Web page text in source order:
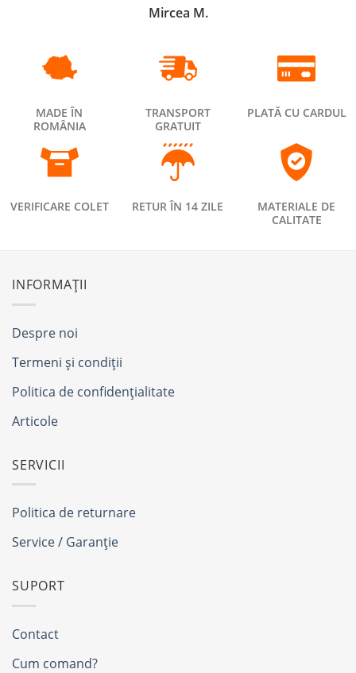
Mircea M.
MADE ÎN
ROMÂNIA
TRANSPORT
GRATUIT
PLATĂ CU CARDUL
VERIFICARE COLET RETUR ÎN 14 ZILE
MATERIALE DE
CALITATE
INFORMAȚII
Despre noi
Termeni și condiții
Politica de confidențialitate
Articole
SERVICII
Politica de returnare
Service / Garanție
SUPORT
Contact
Cum comand?